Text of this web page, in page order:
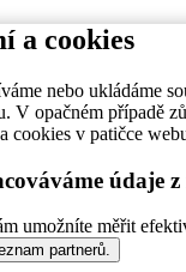
a cookies
nebo ukládáme
V opačném případě
cookies v patičce
údaje
umožníte měřit
partnerů.